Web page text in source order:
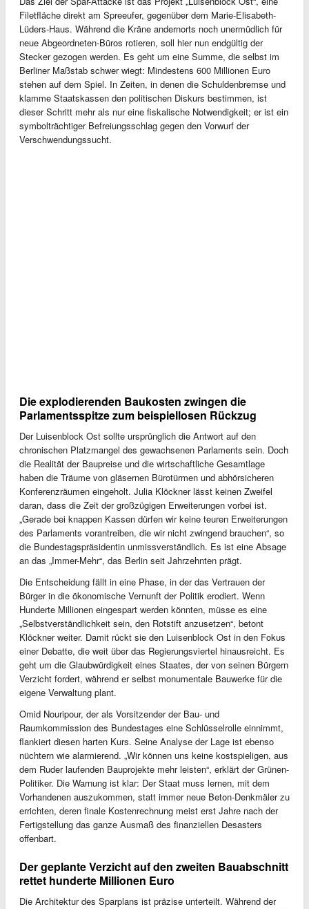
Filetfläche direkt am Spreeufer, gegenüber dem Marie-Elisabeth-
Lüders-Haus. Während die Kräne andernorts noch unermüdlich für
neue Abgeordneten-Büros rotieren, soll hier nun endgültig der
Stecker gezogen werden. Es geht um eine Summe, die selbst im
Berliner Maßstab schwer wiegt: Mindestens 600 Millionen Euro
stehen auf dem Spiel. In Zeiten, in denen die Schuldenbremse und
klamme Staatskassen den politischen Diskurs bestimmen, ist
dieser Schritt mehr als nur eine fiskalische Notwendigkeit; er ist ein
symbolträchtiger Befreiungsschlag gegen den Vorwurf der
Verschwendungssucht.
Die explodierenden Baukosten zwingen die
Parlamentsspitze zum beispiellosen Rückzug
Der Luisenblock Ost sollte ursprünglich die Antwort auf den
chronischen Platzmangel des gewachsenen Parlaments sein. Doch
die Realität der Baupreise und die wirtschaftliche Gesamtlage
haben die Träume von gläsernen Bürotürmen und abhörsicheren
Konferenzräumen eingeholt. Julia Klöckner lässt keinen Zweifel
daran, dass die Zeit der großzügigen Erweiterungen vorbei ist.
„Gerade bei knappen Kassen dürfen wir keine teuren Erweiterungen
des Parlaments vorantreiben, die wir nicht zwingend brauchen“, so
die Bundestagspräsidentin unmissverständlich. Es ist eine Absage
an das „Immer-Mehr“, das Berlin seit Jahrzehnten prägt.
Die Entscheidung fällt in eine Phase, in der das Vertrauen der
Bürger in die ökonomische Vernunft der Politik erodiert. Wenn
Hunderte Millionen eingespart werden könnten, müsse es eine
„Selbstverständlichkeit sein, den Rotstift anzusetzen“, betont
Klöckner weiter. Damit rückt sie den Luisenblock Ost in den Fokus
einer Debatte, die weit über das Regierungsviertel hinausreicht. Es
geht um die Glaubwürdigkeit eines Staates, der von seinen Bürgern
Verzicht fordert, während er selbst monumentale Bauwerke für die
eigene Verwaltung plant.
Omid Nouripour, der als Vorsitzender der Bau- und
Raumkommission des Bundestages eine Schlüsselrolle einnimmt,
flankiert diesen harten Kurs. Seine Analyse der Lage ist ebenso
nüchtern wie alarmierend. „Wir können uns keine kostspieligen, aus
dem Ruder laufenden Bauprojekte mehr leisten“, erklärt der Grünen-
Politiker. Die Warnung ist klar: Der Staat muss lernen, mit dem
Vorhandenen auszukommen, statt immer neue Beton-Denkmäler zu
errichten, deren finale Kostenrechnung meist erst Jahre nach der
Fertigstellung das ganze Ausmaß des finanziellen Desasters
offenbart.
Der geplante Verzicht auf den zweiten Bauabschnitt
rettet hunderte Millionen Euro
Die Architektur des Sparplans ist präzise unterteilt. Während der